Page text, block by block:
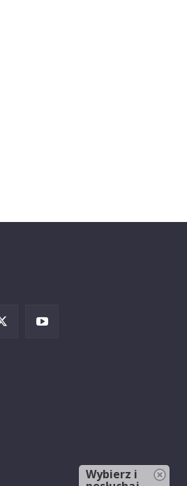
Wybierz i